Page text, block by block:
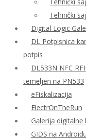
Tehnički
Digital Logic
DL Potpisnica
potpis
DL533N NFC
temeljen na PN533
eFiskalizacija
ElectrOnTheRun
Galerija digitalne
GIDS na